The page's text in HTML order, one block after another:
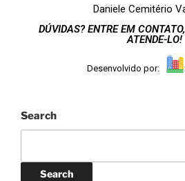
Daniele Cemitério
DÚVIDAS? ENTRE EM
ATENDE-LO!
Desenvolvido por:
Search
Search